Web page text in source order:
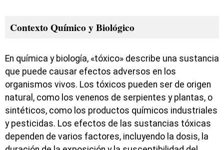
Contexto Químico y Biológico
En química y biología, «tóxico» describe una sustancia
que puede causar efectos adversos en los
organismos vivos. Los tóxicos pueden ser de origen
natural, como los venenos de serpientes y plantas, o
sintéticos, como los productos químicos industriales
y pesticidas. Los efectos de las sustancias tóxicas
dependen de varios factores, incluyendo la dosis, la